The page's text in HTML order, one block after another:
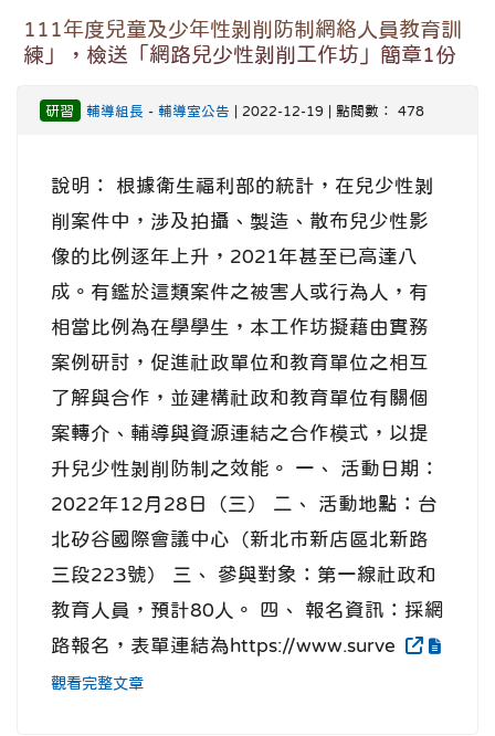
111年度兒童及少年性剝削防制網絡人員教育訓
練」，檢送「網路兒少性剝削工作坊」簡章1份
研習 輔導組長 - 輔導室公告 | 2022-12-19 | 點閱數： 478
說明： 根據衛生福利部的統計，在兒少性剝
削案件中，涉及拍攝、製造、散布兒少性影
像的比例逐年上升，2021年甚至已高達八
成。有鑑於這類案件之被害人或行為人，有
相當比例為在學學生，本工作坊擬藉由實務
案例研討，促進社政單位和教育單位之相互
了解與合作，並建構社政和教育單位有關個
案轉介、輔導與資源連結之合作模式，以提
升兒少性剝削防制之效能。 一、 活動日期：
2022年12月28日（三） 二、 活動地點：台
北矽谷國際會議中心（新北市新店區北新路
三段223號） 三、 參與對象：第一線社政和
教育人員，預計80人。 四、 報名資訊：採網
路報名，表單連結為https://www.surve
觀看完整文章